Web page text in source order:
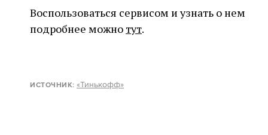
Воспользоваться сервисом и узнать о нем
подробнее можнотут.
ИСТОЧНИК: «Тинькофф»